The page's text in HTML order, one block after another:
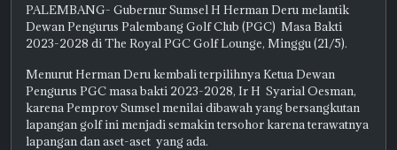
PALEMBANG- Gubernur Sumsel H Herman Deru melantik
Dewan Pengurus Palembang Golf Club (PGC) Masa Bakti
2023-2028 di The Royal PGC Golf Lounge, Minggu (21/5).
Menurut Herman Deru kembali terpilihnya Ketua Dewan
Pengurus PGC masa bakti 2023-2028, Ir H Syarial Oesman,
karena Pemprov Sumsel menilai dibawah yang bersangkutan
lapangan golf ini menjadi semakin tersohor karena terawatnya
lapangan dan aset-aset yang ada.